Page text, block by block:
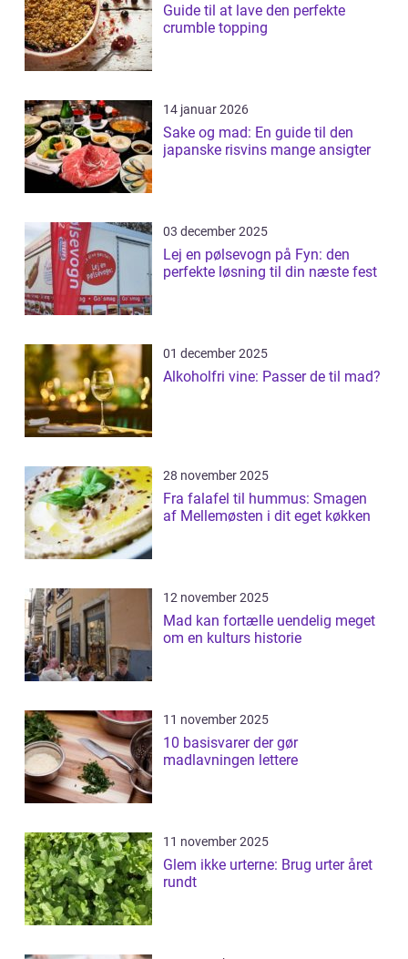
Guide til at lave den perfekte
crumble topping
14 januar 2026
Sake og mad: En guide til den
japanske risvins mange ansigter
03 december 2025
Lej en pølsevogn på Fyn: den
perfekte løsning til din næste fest
01 december 2025
Alkoholfri vine: Passer de til mad?
28 november 2025
Fra falafel til hummus: Smagen
af Mellemøsten i dit eget køkken
12 november 2025
Mad kan fortælle uendelig meget
om en kulturs historie
11 november 2025
10 basisvarer der gør
madlavningen lettere
11 november 2025
Glem ikke urterne: Brug urter året
rundt